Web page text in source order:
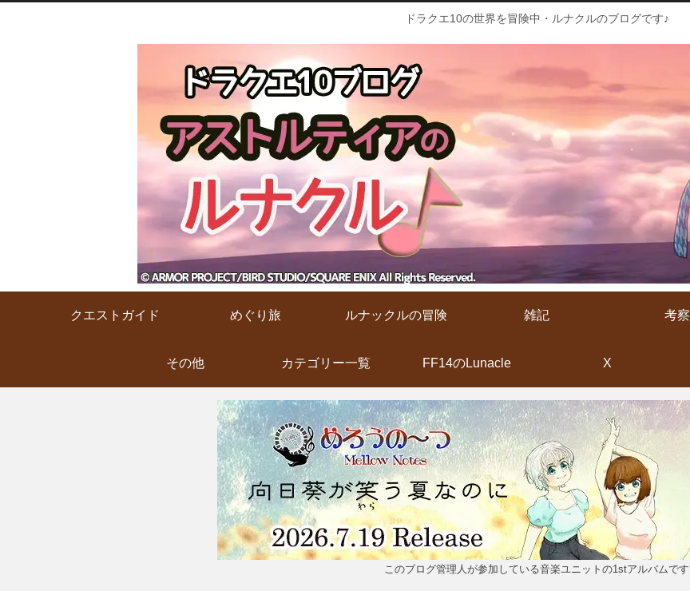
ドラクエ10の世界を冒険中・ルナクルのブログです♪
クエストガイド めぐり旅 ルナックルの冒険 雑記 考察
その他 カテゴリー一覧 FF14のLunacle X
このブログ管理人が参加している音楽ユニットの1stアルバムです